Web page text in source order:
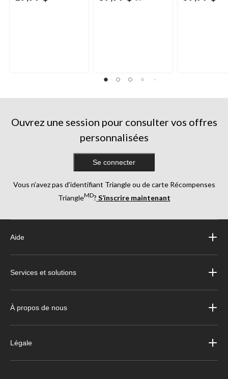
Ouvrez une session pour consulter vos offres
personnalisées
Se connecter
Vous n’avez pas d’identifiant Triangle ou de carte Récompenses
TriangleMD? S’inscrire maintenant
Aide
Services et solutions
À propos de nous
Légale